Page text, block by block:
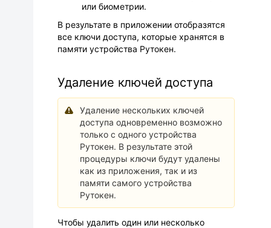
или биометрии.
В результате в приложении отобразятся
все ключи доступа, которые хранятся в
памяти устройства Рутокен.
Удаление ключей доступа
Удаление нескольких ключей
доступа одновременно возможно
только с одного устройства
Рутокен. В результате этой
процедуры ключи будут удалены
как из приложения, так и из
памяти самого устройства
Рутокен.
Чтобы удалить один или несколько